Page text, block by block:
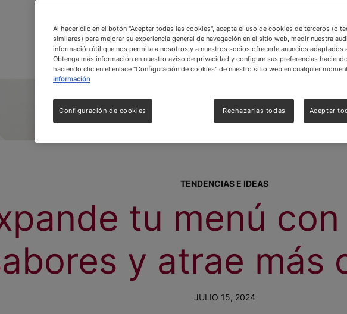
TENDENCIAS E IDEAS
tu menú
y atrae más
JULIO 15, 2024
Al hacer clic en el botón "Aceptar todas las cookies", acepta el uso de cookies de terceros (o
similares) para mejorar su experiencia general de navegación en el sitio web, medir nuestra
información útil que nos permita a nosotros y a nuestros socios ofrecerle anuncios adaptados
Obtenga más información en nuestro aviso de privacidad y configure sus preferencias
haciendo clic en el enlace "Configuración de cookies" de nuestro sitio web en cualquier
información
Rechazarlas todas Aceptar
Configuración de cookies